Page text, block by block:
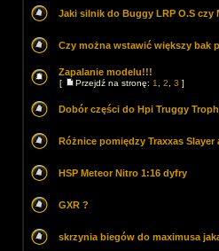
Jaki silnik do Buggy LRP O.S czy
Czy można wstawić większy bak
Zapalanie modelu!!!
[ Przejdź na stronę: 1 2 3 ]
Dobór części do Hpi Truggy
Różnice pomiędzy Traxxas Slayer
HSP Meteor Nitro 1:16 dyfry
GXR ?
skrzynia biegów do maximusa